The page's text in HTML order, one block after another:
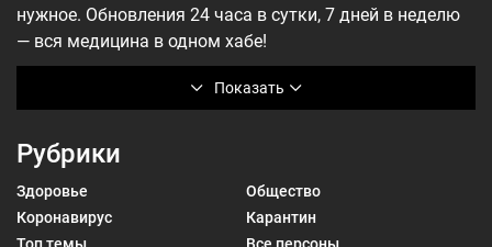
Показать
нужное. Обновления 24 часа в сутки, 7 дней в неделю
— вся медицина в одном хабе!
Рубрики
Здоровье
Общество
Коронавирус
Карантин